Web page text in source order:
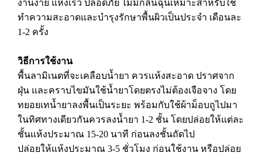
งานง่าย แห้งเร็ว ปลอดภัย ไม่มีกลิ่นฉุนเหมาะสำหรับใช้
ทำความสะอาดและบำรุงรักษาพื้นผิวเป็นประจำ เดือนละ
1-2 ครั้ง
วิธีการใช้งาน
พื้นลามิเนตที่จะเคลือบน้ำยา ควรแห้งสะอาด ปราศจาก
ฝุ่น และคราบไขมันใช้น้ำยาโดยตรงไม่ต้องเจือจาง โดย
ทยอยเทน้ำยาลงพื้นเป็นระยะ พร้อมกับใช้ผ้าม็อบถูไปมา
ในทิศทางเดียวกันควรลงน้ำยา 1-2 ชั้น โดยปล่อยให้แต่ละ
ชั้นแห้งประมาณ 15-20 นาที ก่อนลงชั้นถัดไป
ปล่อยให้แห้งประมาณ 3-5 ชั่วโมง ก่อนใช้งาน หรือปล่อย